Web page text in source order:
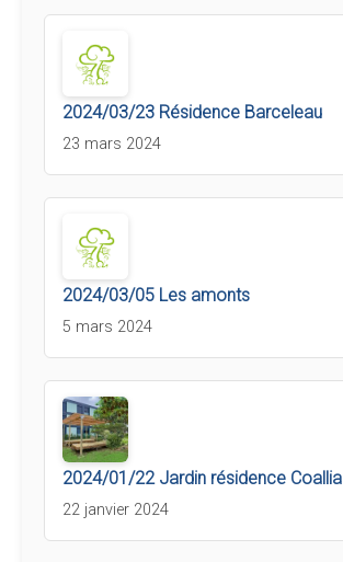
2024/03/23 Résidence Barceleau
23 mars 2024
2024/03/05 Les amonts
5 mars 2024
2024/01/22 Jardin résidence Coallia
22 janvier 2024